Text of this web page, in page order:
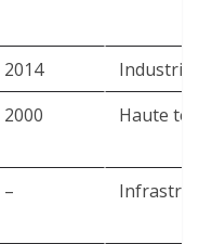
2014
2000 Haute
–